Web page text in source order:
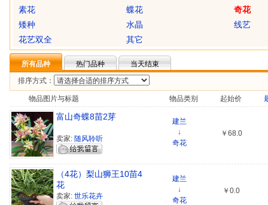
素花
蝶花
奇花
矮种
水晶
线艺
花艺双全
其它
所有品种 热门品种
当天结束
排序方式：
物品图片与标题 物品类别 起始价
富山奇蝶8苗2芽
卖家: 随风聆听
建兰
↓
奇花
￥68.0
（4花）梨山狮王10苗4
花
卖家: 世乐花卉
建兰
↓
奇花
￥0.0